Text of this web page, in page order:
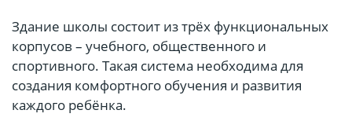
Здание школы состоит из трёх функциональных
корпусов – учебного, общественного и
спортивного. Такая система необходима для
создания комфортного обучения и развития
каждого ребёнка.